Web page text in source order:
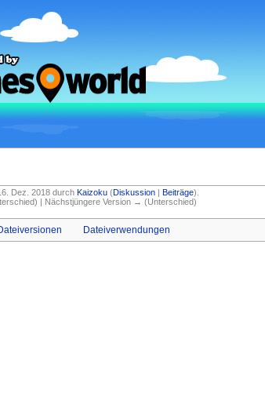
Dez. 2018 durch Kaizoku (Diskussion Beiträge)
| Nächstjüngere Version → (Unterschied)
Dateiverwendungen